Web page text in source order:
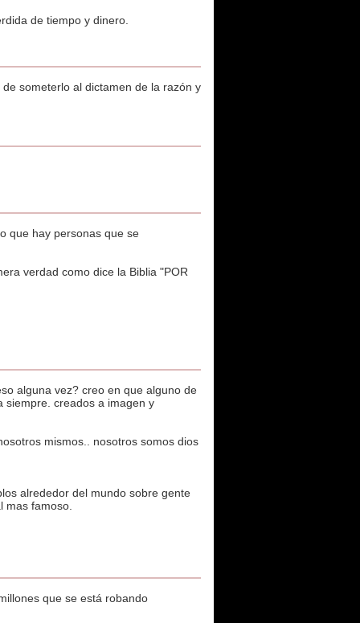
de tiempo y dinero.
someterlo al dictamen de la razón y
que hay personas que se
verdad como dice la Biblia "POR
alguna vez? creo en que alguno de
siempre. creados a imagen y
mismos.. nosotros somos dios
alrededor del mundo sobre gente
mas famoso.
que se está robando